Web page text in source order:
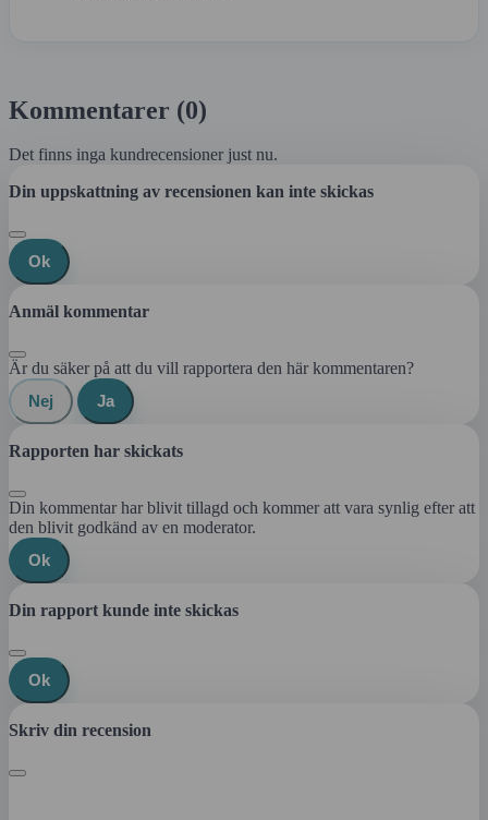
Kommentarer (0)
Det finns inga kundrecensioner just nu.
Din uppskattning av recensionen kan inte skickas
Ok
Anmäl kommentar
Är du säker på att du vill rapportera den här kommentaren?
Nej
Ja
Rapporten har skickats
Din kommentar har blivit tillagd och kommer att vara synlig efter att
den blivit godkänd av en moderator.
Ok
Din rapport kunde inte skickas
Ok
Skriv din recension